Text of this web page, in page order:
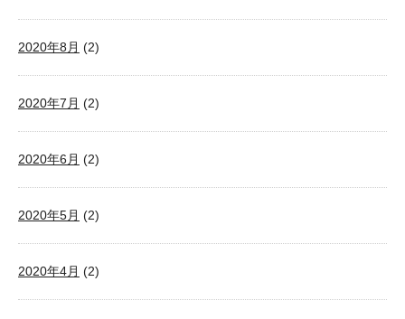
2020年8月 (2)
2020年7月 (2)
2020年6月 (2)
2020年5月 (2)
2020年4月 (2)